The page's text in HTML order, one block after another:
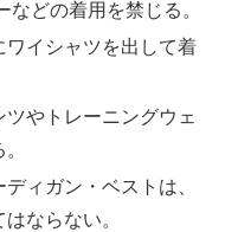
どの着用を禁じる。
ワイシャツを出して着
やトレーニングウェ
ィガン・ベストは、
ならない。